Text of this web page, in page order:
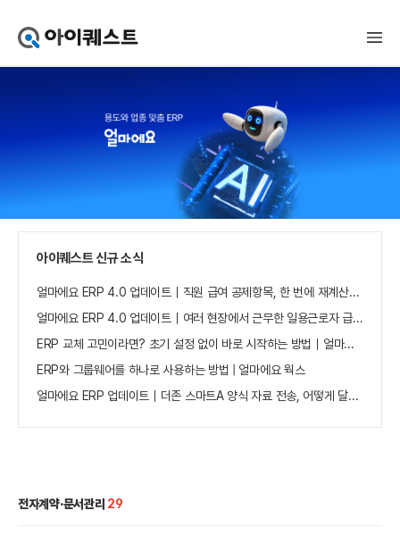
퀘
얼
마
가
기
아이퀘스트 신규 소식
얼마에요 ERP 4.0 업데이트｜직원 급여 공제항목, 한 번에 재계산하세요
얼마에요 ERP 4.0 업데이트｜여러 현장에서 근무한 일용근로자 급여, 현장별로 선택 수집하세요
ERP 교체 고민이라면? 초기 설정 없이 바로 시작하는 방법｜얼마에요 ERP
ERP와 그룹웨어를 하나로 사용하는 방법 | 얼마에요 웍스
얼마에요 ERP 업데이트｜더존 스마트A 양식 자료 전송, 어떻게 달라졌나요?
전자계약·문서관리 29